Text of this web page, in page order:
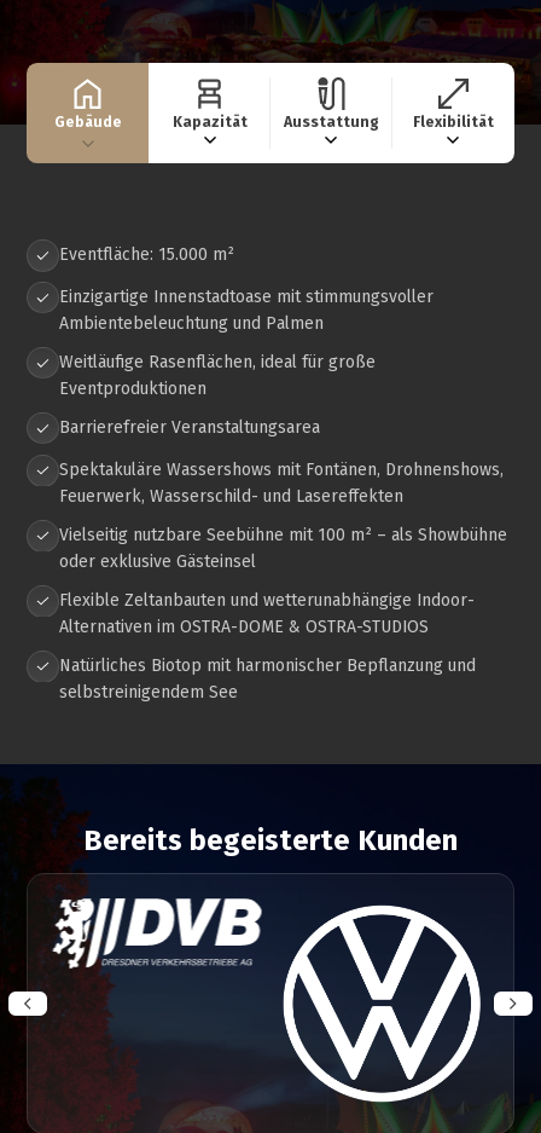
Gebäude Kapazität Ausstattung Flexibilität
Eventfläche: 15.000 m²
Einzigartige Innenstadtoase mit stimmungsvoller
Ambientebeleuchtung und Palmen
Weitläufige Rasenflächen, ideal für große
Eventproduktionen
Barrierefreier Veranstaltungsarea
Spektakuläre Wassershows mit Fontänen, Drohnenshows,
Feuerwerk, Wasserschild- und Lasereffekten
Vielseitig nutzbare Seebühne mit 100 m² – als Showbühne
oder exklusive Gästeinsel
Flexible Zeltanbauten und wetterunabhängige Indoor-
Alternativen im OSTRA-DOME & OSTRA-STUDIOS
Natürliches Biotop mit harmonischer Bepflanzung und
selbstreinigendem See
Bereits begeisterte Kunden